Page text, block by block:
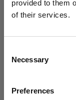
provided to them
of their services.
Selection
Necessary
PreferencesUnited
Cavo di